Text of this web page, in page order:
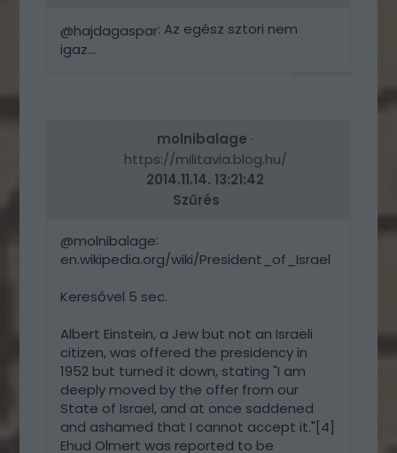
@hajdagaspar: Az egész sztori nem
igaz...
molnibalage ·
https://militavia.blog.hu/
2014.11.14. 13:21:42
Szűrés
@molnibalage:
en.wikipedia.org/wiki/President_of_Israel
Keresővel 5 sec.
Albert Einstein, a Jew but not an Israeli
citizen, was offered the presidency in
1952 but turned it down, stating "I am
deeply moved by the offer from our
State of Israel, and at once saddened
and ashamed that I cannot accept it."[4]
Ehud Olmert was reported to be